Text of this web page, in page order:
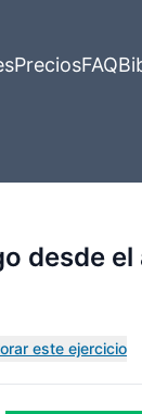
PreciosFAQ
desde el
este ejercicio